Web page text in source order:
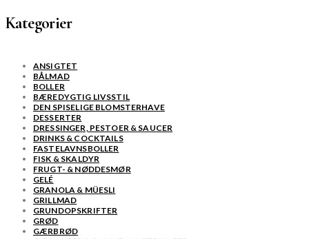
Kategorier
ANSIGTET
BÅLMAD
BOLLER
BÆREDYGTIG LIVSSTIL
DEN SPISELIGE BLOMSTERHAVE
DESSERTER
DRESSINGER, PESTOER & SAUCER
DRINKS & COCKTAILS
FASTELAVNSBOLLER
FISK & SKALDYR
FRUGT- & NØDDESMØR
GELÉ
GRANOLA & MÜESLI
GRILLMAD
GRUNDOPSKRIFTER
GRØD
GÆRBRØD